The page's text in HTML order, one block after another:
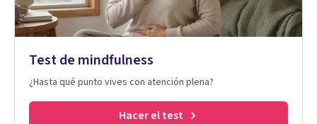
Test de mindfulness
¿Hasta qué punto vives con atención plena?
Hacer el test